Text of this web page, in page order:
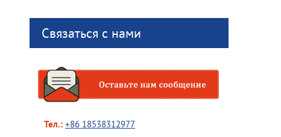
Связаться с нами
Тел.: +86 18538312977